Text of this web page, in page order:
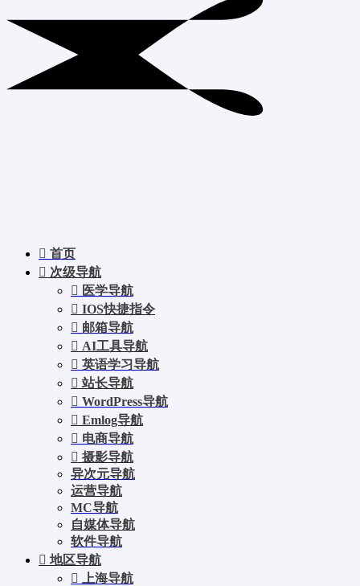
首页
次级导航
医学导航
IOS快捷指令
邮箱导航
AI工具导航
英语学习导航
站长导航
WordPress导航
Emlog导航
电商导航
摄影导航
异次元导航
运营导航
MC导航
自媒体导航
软件导航
地区导航
上海导航